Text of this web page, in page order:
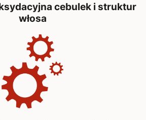
cebulek i struktur
włosa